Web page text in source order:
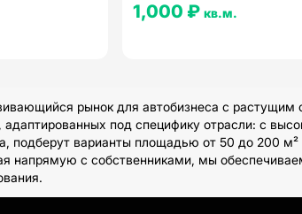
1,000 ₽кв.м.
рынок для автобизнеса с
под специфику отрасли: с
подберут варианты площадью от 50 до 200
напрямую с собственниками, мы